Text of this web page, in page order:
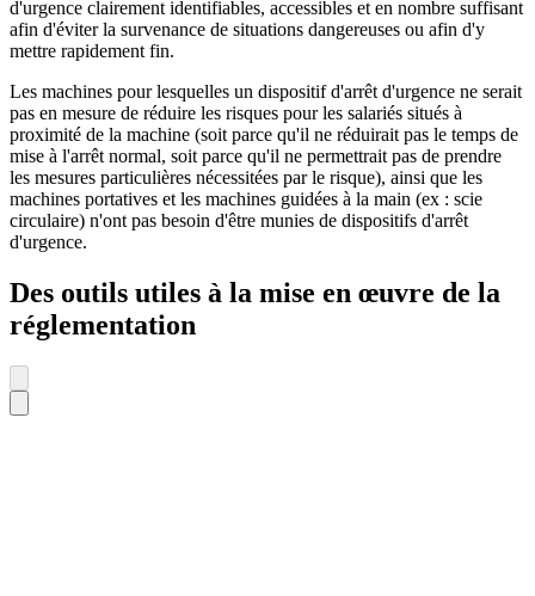
d'urgence clairement identifiables, accessibles et en nombre suffisant
afin d'éviter la survenance de situations dangereuses ou afin d'y
mettre rapidement fin.
Les machines pour lesquelles un dispositif d'arrêt d'urgence ne serait
pas en mesure de réduire les risques pour les salariés situés à
proximité de la machine (soit parce qu'il ne réduirait pas le temps de
mise à l'arrêt normal, soit parce qu'il ne permettrait pas de prendre
les mesures particulières nécessitées par le risque), ainsi que les
machines portatives et les machines guidées à la main (ex : scie
circulaire) n'ont pas besoin d'être munies de dispositifs d'arrêt
d'urgence.
Des outils utiles à la mise en œuvre de la
réglementation